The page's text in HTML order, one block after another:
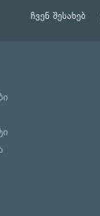
ჩვენ შესახებ